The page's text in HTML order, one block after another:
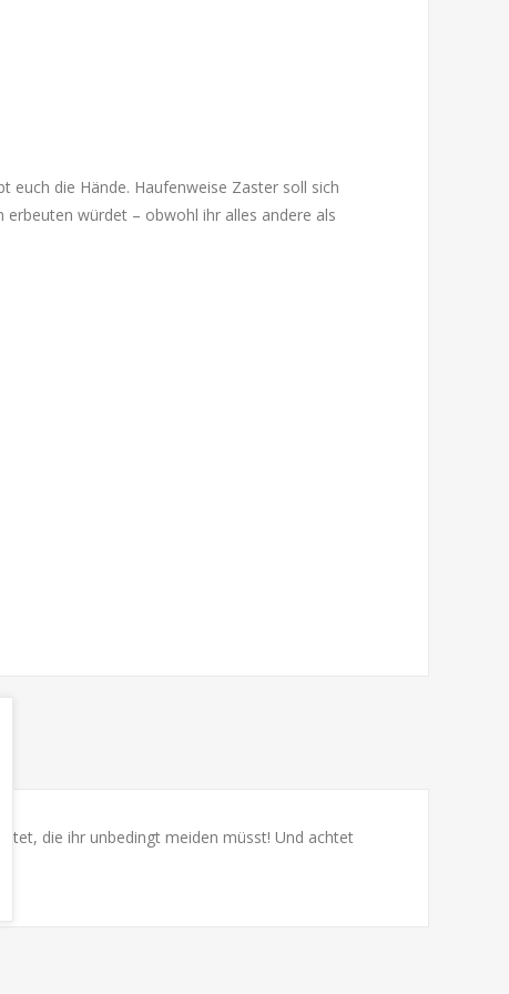
euch die Hände. Haufenweise Zaster soll sich
würdet – obwohl ihr alles andere als
die ihr unbedingt meiden müsst! Und achtet